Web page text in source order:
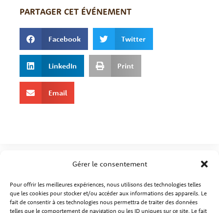
Gérer le consentement
Pour offrir les meilleures expériences, nous utilisons des technologies telles
que les cookies pour stocker et/ou accéder aux informations des appareils. Le
fait de consentir à ces technologies nous permettra de traiter des données
telles que le comportement de navigation ou les ID uniques sur ce site. Le fait
PARTAGER CET ÉVÉNEMENT
Facebook Twitter
LinkedIn Print
Email